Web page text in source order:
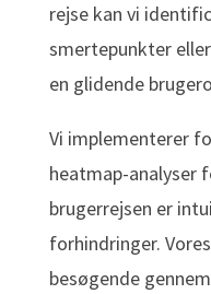
rejse kan vi
smertepunkter
en glidende
Vi implementerer
heatmap-analyser
brugerrejsen er
forhindringer.
besøgende